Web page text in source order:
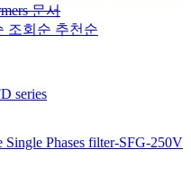
문서
조회순 추천순
series
Phases filter-SFG-250V